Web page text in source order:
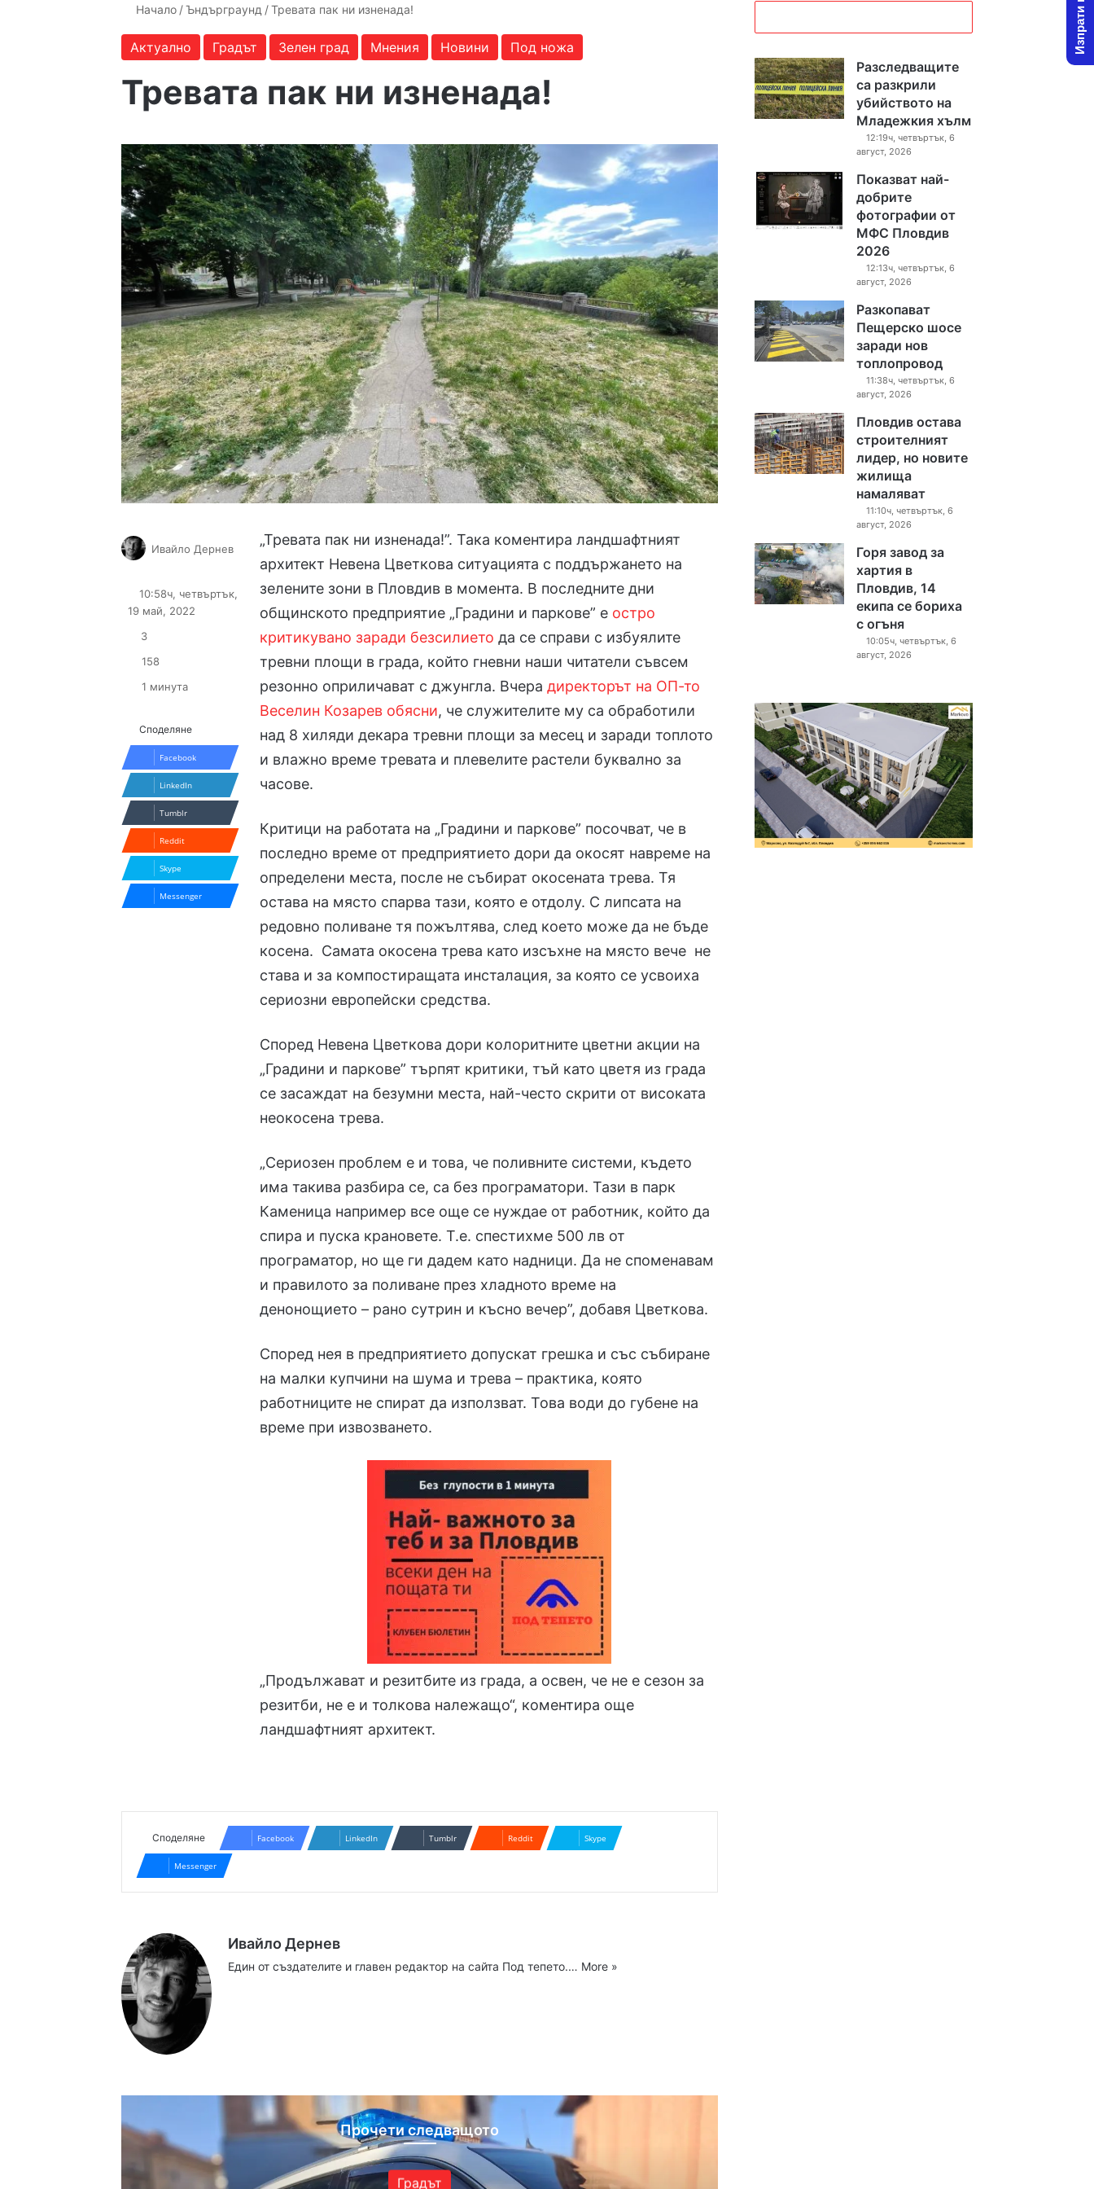
Начало / Ъндърграунд / Тревата пак ни изненада!
Актуално Градът Зелен град Мнения Новини Под ножа
Тревата пак ни изненада!
„Тревата пак ни изненада!”. Така коментира ландшафтният
архитект Невена Цветкова ситуацията с поддържането на
зелените зони в Пловдив в момента. В последните дни
общинското предприятие „Градини и паркове” е остро
критикувано заради безсилието да се справи с избуялите
тревни площи в града, който гневни наши читатели съвсем
резонно оприличават с джунгла. Вчерадиректорът на ОП-то
Веселин Козарев обясни, че служителите му са обработили
над 8 хиляди декара тревни площи за месец и заради топлото
и влажно време тревата и плевелите растели буквално за
часове.
Критици на работата на „Градини и паркове” посочват, че в
последно време от предприятието дори да окосят навреме на
определени места, после не събират окосената трева. Тя
остава на място спарва тази, която е отдолу. С липсата на
редовно поливане тя пожълтява, след което може да не бъде
косена. Самата окосена трева като изсъхне на място вече не
става и за компостиращата инсталация, за която се усвоиха
сериозни европейски средства.
Според Невена Цветкова дори колоритните цветни акции на
„Градини и паркове” търпят критики, тъй като цветя из града
се засаждат на безумни места, най-често скрити от високата
неокосена трева.
„Сериозен проблем е и това, че поливните системи, където
има такива разбира се, са без програматори. Тази в парк
Каменица например все още се нуждае от работник, който да
спира и пуска крановете. Т.е. спестихме 500 лв от
програматор, но ще ги дадем като надници. Да не споменавам
и правилото за поливане през хладното време на
денонощието – рано сутрин и късно вечер”, добавя Цветкова.
Според нея в предприятието допускат грешка и със събиране
на малки купчини на шума и трева – практика, която
работниците не спират да използват. Това води до губене на
време при извозването.
„Продължават и резитбите из града, а освен, че не е сезон за
резитби, не е и толкова належащо“, коментира още
ландшафтният архитект.
Ивайло Дернев
email
10:58ч, четвъртък,
19 май, 2022
3
158
1 минута
Споделяне
Facebook
LinkedIn
Tumblr
Reddit
Skype
Messenger
Споделяне Facebook LinkedIn Tumblr Reddit Skype
Messenger
Ивайло Дернев
Един от създателите и главен редактор на сайта Под тепето.… More »
Прочети следващото
Градът
Разследващите
са разкрили
убийството на
Младежкия хълм
12:19ч, четвъртък, 6
август, 2026
Показват най-
добрите
фотографии от
МФС Пловдив
2026
12:13ч, четвъртък, 6
август, 2026
Разкопават
Пещерско шосе
заради нов
топлопровод
11:38ч, четвъртък, 6
август, 2026
Пловдив остава
строителният
лидер, но новите
жилища
намаляват
11:10ч, четвъртък, 6
август, 2026
Горя завод за
хартия в
Пловдив, 14
екипа се бориха
с огъня
10:05ч, четвъртък, 6
август, 2026